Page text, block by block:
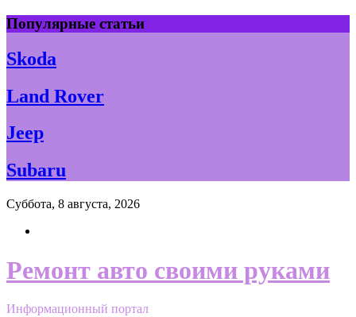
Skip
to
content
Популярные статьи
Skoda
Land Rover
Jeep
Subaru
Суббота, 8 августа, 2026
Ремонт авто своими руками
Информационный портал